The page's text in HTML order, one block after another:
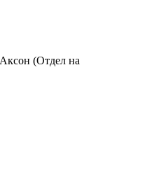
(Отдел на